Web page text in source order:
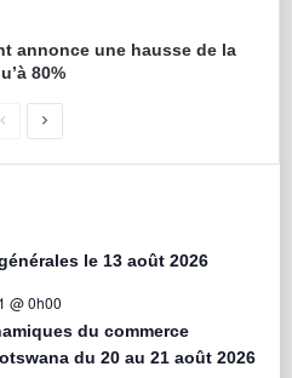
annonce une hausse de la
80%
le 13 août 2026
@ 0h00
du commerce
du 20 au 21 août 2026